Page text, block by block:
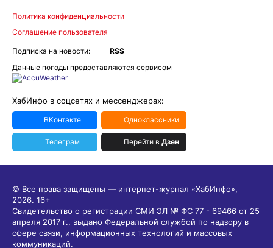
Политика конфиденциальности
Соглашение пользователя
Подписка на новости:
RSS
Данные погоды предоставляются сервисом
ХабИнфо в соцсетях и мессенджерах:
ВКонтакте Одноклассники
Телеграм Перейти в Дзен
© Все права защищены — интернет-журнал «ХабИнфо»,
2026. 16+
Свидетельство о регистрации СМИ ЭЛ № ФС 77 - 69466 от 25
апреля 2017 г., выдано Федеральной службой по надзору в
сфере связи, информационных технологий и массовых
коммуникаций.